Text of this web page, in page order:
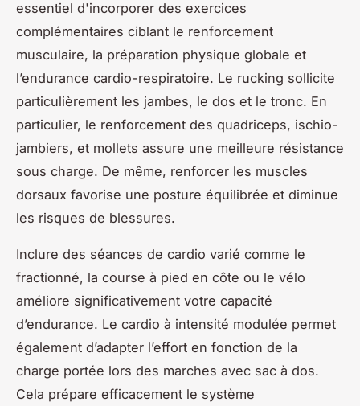
essentiel d'incorporer des exercices
complémentaires ciblant le renforcement
musculaire, la préparation physique globale et
l’endurance cardio-respiratoire. Le rucking sollicite
particulièrement les jambes, le dos et le tronc. En
particulier, le renforcement des quadriceps, ischio-
jambiers, et mollets assure une meilleure résistance
sous charge. De même, renforcer les muscles
dorsaux favorise une posture équilibrée et diminue
les risques de blessures.
Inclure des séances de cardio varié comme le
fractionné, la course à pied en côte ou le vélo
améliore significativement votre capacité
d’endurance. Le cardio à intensité modulée permet
également d’adapter l’effort en fonction de la
charge portée lors des marches avec sac à dos.
Cela prépare efficacement le système